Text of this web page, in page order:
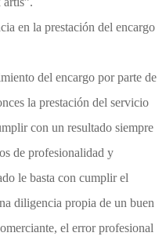
en la prestación del encargo
del encargo por parte de
la prestación del servicio
con un resultado siempre
de profesionalidad y
le basta con cumplir el
diligencia propia de un buen
el error profesional